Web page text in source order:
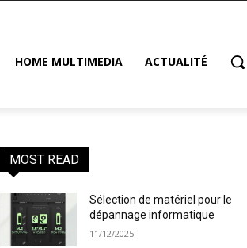
HOME MULTIMEDIA ACTUALITÉ
MOST READ
Sélection de matériel pour le
dépannage informatique
11/12/2025